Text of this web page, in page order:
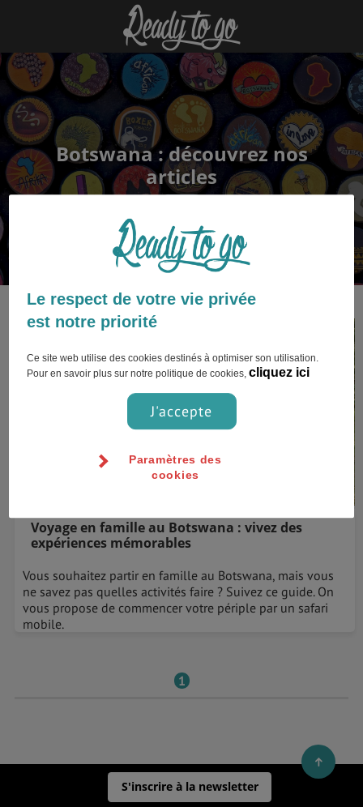
Botswana : découvrez nos
articles
Voyage en famille au Botswana : vivez des
expériences mémorables
Vous souhaitez partir en famille au Botswana, mais vous
ne savez pas quelles activités faire ? Suivez ce guide. On
vous propose de commencer votre périple par un safari
mobile.
1
S'inscrire à la newsletter
Le respect de votre vie privée
est notre priorité
Ce site web utilise des cookies destinés à optimiser son utilisation.
Pour en savoir plus sur notre politique de cookies,cliquez ici
J'accepte
Paramètres des
cookies